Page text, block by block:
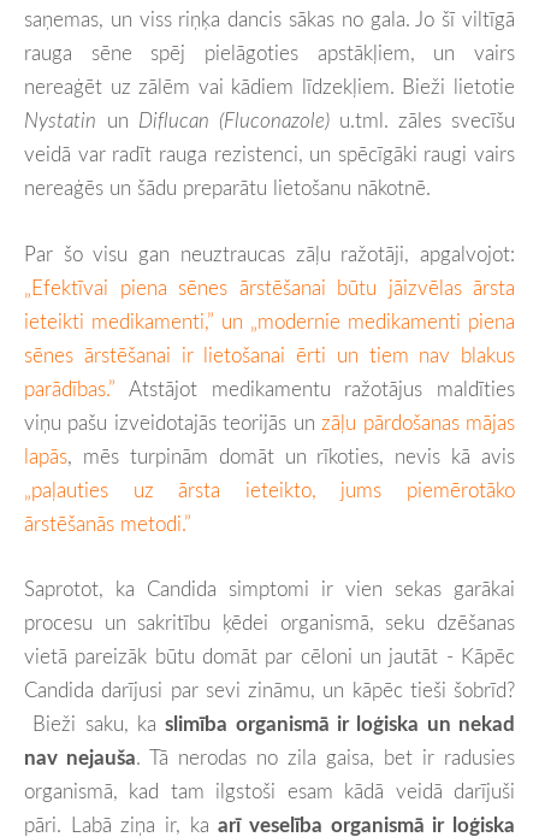
saņemas, un viss riņķa dancis sākas no gala. Jo šī viltīgā
rauga sēne spēj pielāgoties apstākļiem, un vairs
nereaģēt uz zālēm vai kādiem līdzekļiem. Bieži lietotie
Nystatin un Diflucan (Fluconazole) u.tml. zāles svecīšu
veidā var radīt rauga rezistenci, un spēcīgāki raugi vairs
nereaģēs un šādu preparātu lietošanu nākotnē.
Par šo visu gan neuztraucas zāļu ražotāji, apgalvojot:
„Efektīvai piena sēnes ārstēšanai būtu jāizvēlas ārsta
ieteikti medikamenti,” un „modernie medikamenti piena
sēnes ārstēšanai ir lietošanai ērti un tiem nav blakus
parādības.” Atstājot medikamentu ražotājus maldīties
viņu pašu izveidotajās teorijās unzāļu pārdošanas mājas
lapās, mēs turpinām domāt un rīkoties, nevis kā avis
„paļauties uz ārsta ieteikto, jums piemērotāko
ārstēšanās metodi.”
Saprotot, ka Candida simptomi ir vien sekas garākai
procesu un sakritību ķēdei organismā, seku dzēšanas
vietā pareizāk būtu domāt par cēloni un jautāt - Kāpēc
Candida darījusi par sevi zināmu, un kāpēc tieši šobrīd?
Bieži saku, kaslimība organismā ir loģiska un nekad
nav nejauša. Tā nerodas no zila gaisa, bet ir radusies
organismā, kad tam ilgstoši esam kādā veidā darījuši
pāri. Labā ziņa ir, kaarī veselība organismā ir loģiska